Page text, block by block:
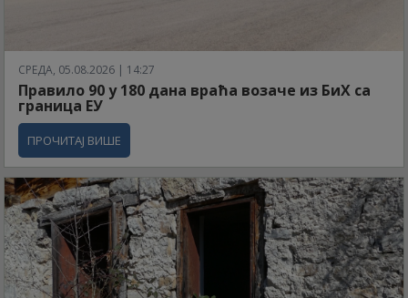
СРЕДА, 05.08.2026 | 14:27
Правило 90 у 180 дана враћа возаче из БиХ са
граница ЕУ
ПРОЧИТАЈ ВИШЕ